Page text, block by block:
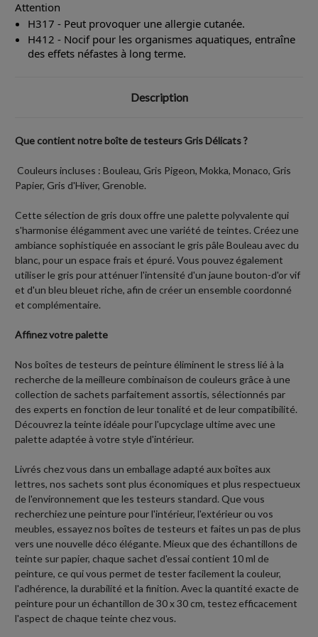
Attention
H317 - Peut provoquer une allergie cutanée.
H412 - Nocif pour les organismes aquatiques, entraîne
des effets néfastes à long terme.
Description
Que contient notre boîte de testeurs Gris Délicats ?
Couleurs incluses : Bouleau, Gris Pigeon, Mokka, Monaco, Gris
Papier, Gris d'Hiver, Grenoble.
Cette sélection de gris doux offre une palette polyvalente qui
s'harmonise élégamment avec une variété de teintes. Créez une
ambiance sophistiquée en associant le gris pâle Bouleau avec du
blanc, pour un espace frais et épuré. Vous pouvez également
utiliser le gris pour atténuer l'intensité d'un jaune bouton-d'or vif
et d'un bleu bleuet riche, afin de créer un ensemble coordonné
et complémentaire.
Affinez votre palette
Nos boîtes de testeurs de peinture éliminent le stress lié à la
recherche de la meilleure combinaison de couleurs grâce à une
collection de sachets parfaitement assortis, sélectionnés par
des experts en fonction de leur tonalité et de leur compatibilité.
Découvrez la teinte idéale pour l'upcyclage ultime avec une
palette adaptée à votre style d'intérieur.
Livrés chez vous dans un emballage adapté aux boîtes aux
lettres, nos sachets sont plus économiques et plus respectueux
de l'environnement que les testeurs standard. Que vous
recherchiez une peinture pour l'intérieur, l'extérieur ou vos
meubles, essayez nos boîtes de testeurs et faites un pas de plus
vers une nouvelle déco élégante. Mieux que des échantillons de
teinte sur papier, chaque sachet d'essai contient 10 ml de
peinture, ce qui vous permet de tester facilement la couleur,
l'adhérence, la durabilité et la finition. Avec la quantité exacte de
peinture pour un échantillon de 30 x 30 cm, testez efficacement
l'aspect de chaque teinte chez vous.